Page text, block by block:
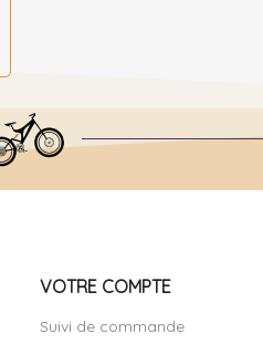
VOTRE COMPTE
Suivi de commande